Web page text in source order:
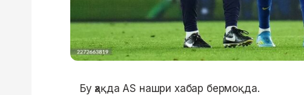
Бу ҳақда АS нашри хабар бермоқда.